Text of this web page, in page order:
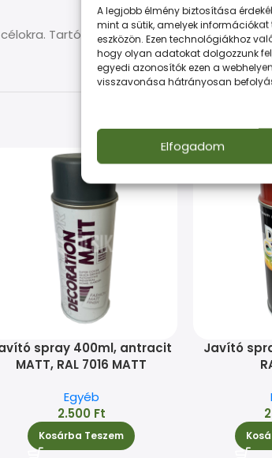
A legjobb élmény biztosítása
mint a sütik, amelyek
eszközön. Ezen technológiákhoz
hogy olyan adatokat dolgozzunk
egyedi azonosítók ezen a
visszavonása hátrányosan
Elfogadom
Tartós és gazdaságos megoldás
spray 400ml, antracit
MATT, RAL 7016 MATT
Egyéb
2.500 Ft
Kosárba Teszem
Javító